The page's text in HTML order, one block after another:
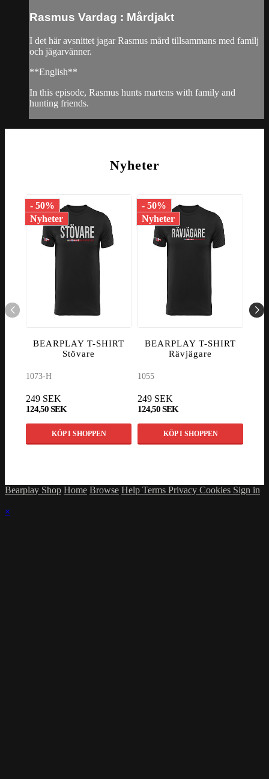
Rasmus Vardag : Mårdjakt
I det här avsnittet jagar Rasmus mård tillsammans med familj
och jägarvänner.
**English**
In this episode, Rasmus hunts martens with family and
hunting friends.
Nyheter
- 50%
Nyheter
BEARPLAY T-SHIRT
Stövare
1073-H
249 SEK
124,50 SEK
KÖP I SHOPPEN
- 50%
Nyheter
BEARPLAY T-SHIRT
Rävjägare
1055
249 SEK
124,50 SEK
KÖP I SHOPPEN
Bearplay Shop Home Browse Help Terms Privacy Cookies Sign in
×